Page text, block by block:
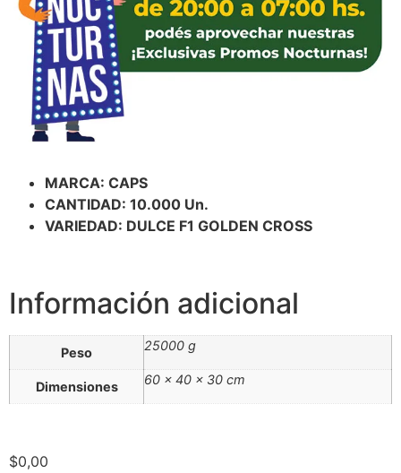
MARCA: CAPS
CANTIDAD: 10.000 Un.
VARIEDAD: DULCE F1 GOLDEN CROSS
Información adicional
Peso 25000 g
Dimensiones 60 × 40 × 30 cm
$0,00